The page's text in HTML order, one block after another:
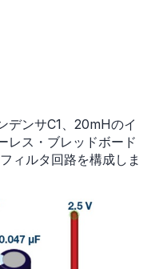
デンサC1、20mHのイ
レス・ブレッドボード
ィルタ回路を構成しま